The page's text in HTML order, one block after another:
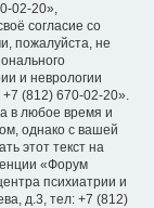
02-20»,
согласие со
пожалуйста, не
и неврологии
(812) 670-02-20».
в любое время и
однако с вашей
этот текст на
«Форум
психиатрии и
д.3, тел: +7 (812)